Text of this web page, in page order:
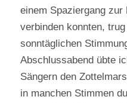
einem Spaziergang
verbinden konnten,
sonntäglichen
Abschlussabend übte
Sängern den
in manchen Stimmen